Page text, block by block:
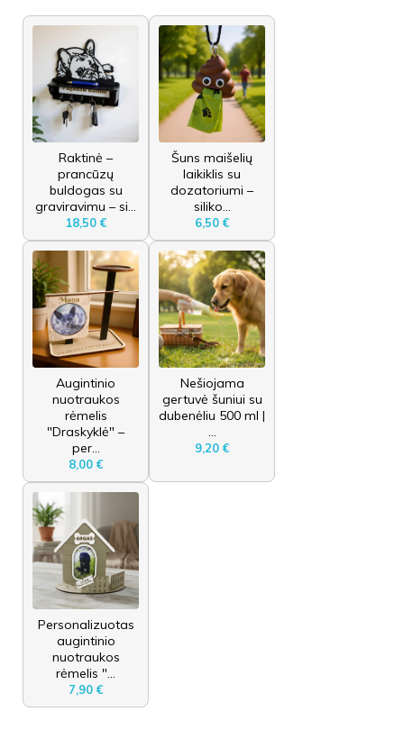
Raktinė –
prancūzų
buldogas su
graviravimu – si...
18,50 €
Šuns maišelių
laikiklis su
dozatoriumi –
siliko...
6,50 €
Augintinio
nuotraukos
rėmelis
"Draskyklė" –
per...
8,00 €
Nešiojama
gertuvė šuniui su
dubenėliu 500 ml |
...
9,20 €
Personalizuotas
augintinio
nuotraukos
rėmelis "...
7,90 €